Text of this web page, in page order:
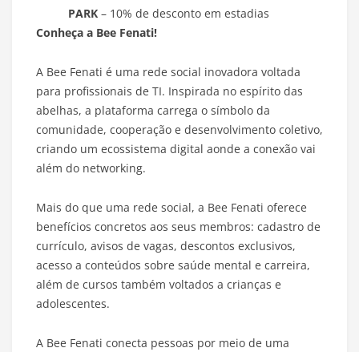
PARK – 10% de desconto em estadias
Conheça a Bee Fenati!
A Bee Fenati é uma rede social inovadora voltada
para profissionais de TI. Inspirada no espírito das
abelhas, a plataforma carrega o símbolo da
comunidade, cooperação e desenvolvimento coletivo,
criando um ecossistema digital aonde a conexão vai
além do networking.
Mais do que uma rede social, a Bee Fenati oferece
benefícios concretos aos seus membros: cadastro de
currículo, avisos de vagas, descontos exclusivos,
acesso a conteúdos sobre saúde mental e carreira,
além de cursos também voltados a crianças e
adolescentes.
A Bee Fenati conecta pessoas por meio de uma